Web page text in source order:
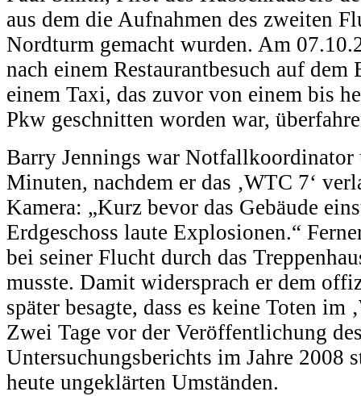
aus dem die Aufnahmen des zweiten
Nordturm gemacht wurden. Am
nach einem Restaurantbesuch auf
einem Taxi, das zuvor von einem bis
Pkw geschnitten worden war,
Barry Jennings war Notfallkoordinator
Minuten, nachdem er das ‚WTC 7‘
Kamera: „Kurz bevor das Gebäude
Erdgeschoss laute Explosionen.“
bei seiner Flucht durch das
musste. Damit widersprach er dem
später besagte, dass es keine Toten im
Zwei Tage vor der Veröffentlichung
Untersuchungsberichts im Jahre 2008
heute ungeklärten Umständen.